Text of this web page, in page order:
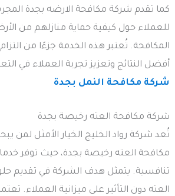
كما تقدم شركة مكافحة الارضه بجدة
للعملاء حول كيفية حماية منازلهم من
المكافحة. تُعتبر هذه الخدمة جزءًا من
أفضل النتائج وتعزيز تجربة العملاء في
شركة مكافحة النمل بجدة
شركة مكافحة العته رخيصة بجدة
تُعد شركة رواد الخليج الخيار الأمثل لمن
مكافحة العته رخيصة بجدة، حيث توفر
تنافسية. يتمثل هدف الشركة في تقديم
العته دون التأثير على ميزانية العملاء.